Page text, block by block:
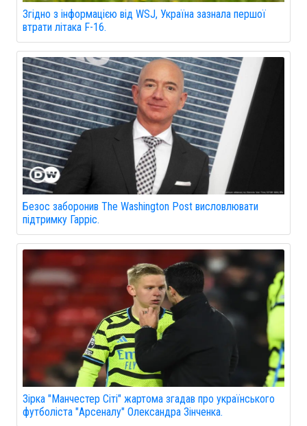
Згідно з інформацією від WSJ, Україна зазнала першої
втрати літака F-16.
Безос заборонив The Washington Post висловлювати
підтримку Гарріс.
Зірка "Манчестер Сіті" жартома згадав про українського
футболіста "Арсеналу" Олександра Зінченка.